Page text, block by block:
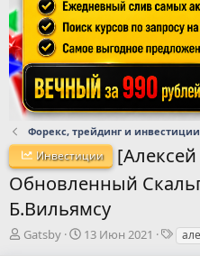
Форекс, трейдинг и инвестиции
Инвестиции
Обновленный
Б.Вильямсу
А
Gatsby
Д13 Июн 2021
Т